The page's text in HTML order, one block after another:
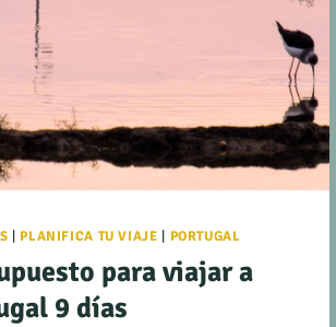
| PLANIFICA TU VIAJE | PORTUGAL
para viajar a
9 días